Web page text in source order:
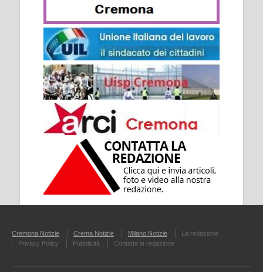
Cremona Notizie Crema Notizie Milano Notizie
La redazione
Privacy Policy
Pubblicità Contatta la redazione